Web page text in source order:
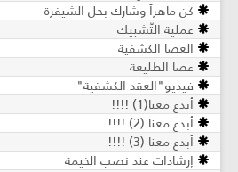
كن ماهراً وشارك بحل الشيفرة
عملية التّشبيك
العصا الكشفية
عصا الطليعة
فيديو"العقد الكشفية"
أبدع معنا(1) !!!!
أبدع معنا (2) !!!!
أبدع معنا (3) !!!!
إرشادات عند نصب الخيمة